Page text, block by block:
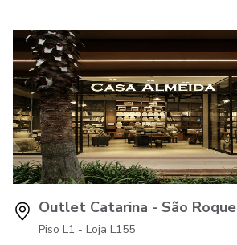
Outlet Catarina - São Roque
Piso L1 - Loja L155